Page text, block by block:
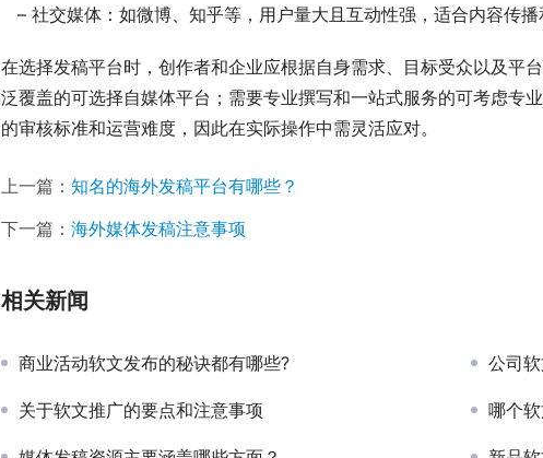
– 社交媒体：如微博、知乎等，用户量大且互动性强，适合内容传播
在选择发稿平台时，创作者和企业应根据自身需求、目标受众以及平
泛覆盖的可选择自媒体平台；需要专业撰写和一站式服务的可考虑专
的审核标准和运营难度，因此在实际操作中需灵活应对。
上一篇： 知名的海外发稿平台有哪些？
下一篇： 海外媒体发稿注意事项
相关新闻
商业活动软文发布的秘诀都有哪些? 公司
关于软文推广的要点和注意事项 哪个